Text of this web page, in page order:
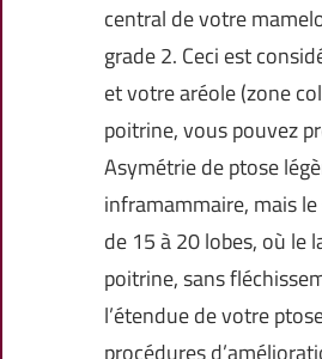
central de votre
grade 2. Ceci est
et votre aréole (zone
poitrine, vous pouvez
Asymétrie de ptose
inframammaire, mais
de 15 à 20 lobes, où le
poitrine, sans
l’étendue de votre